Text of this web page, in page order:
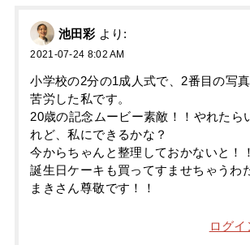
池田彩 より:
2021-07-24 8:02 AM
小学校の2分の1成人式で、2番目の写
苦労した私です。
20歳の記念ムービー素敵！！やれたら
れど、私にできるかな？
今からちゃんと整理しておかないと！！
誕生日ケーキも買ってすませちゃうわ
まきさん尊敬です！！
ログイ